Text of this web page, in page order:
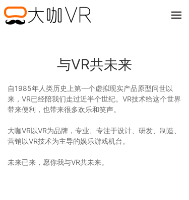
与VR共未来
自1985年人类历史上第一个虚拟现实产品原型问世以
来，VR已经陪我们走过近半个世纪。VR技术给这个世界
带来便利，也带来很多欢乐和笑声。
大咖VR以VR为品牌，专业、专注于设计、研发、制造、
营销以VR技术为主导的娱乐游戏机台。
未来已来，愿你我与VR共未来。